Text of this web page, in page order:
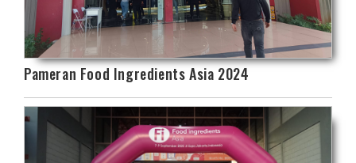
Pameran Food Ingredients Asia 2024